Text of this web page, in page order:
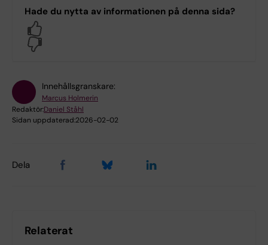
Hade du nytta av informationen på denna sida?
Innehållsgranskare:
Marcus Holmerin
Redaktör:Daniel Ståhl
Sidan uppdaterad:2026-02-02
Dela
Relaterat